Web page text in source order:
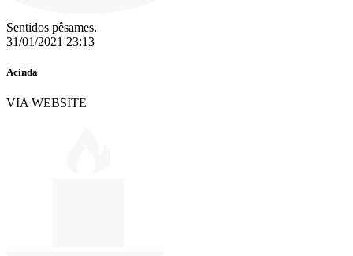
Sentidos pêsames.
31/01/2021 23:13
Acinda
VIA WEBSITE